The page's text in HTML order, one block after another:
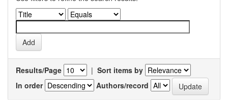
Results/Page | Sort items by
In order
Authors/record